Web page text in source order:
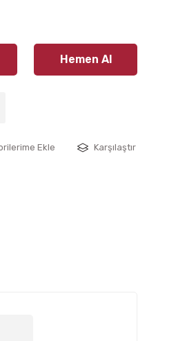
Hemen Al
Karşılaştır